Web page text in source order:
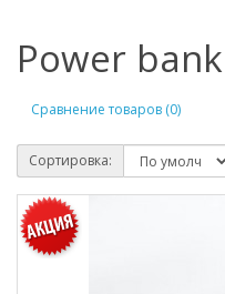
Power bank
Сравнение товаров (0)
Сортировка: